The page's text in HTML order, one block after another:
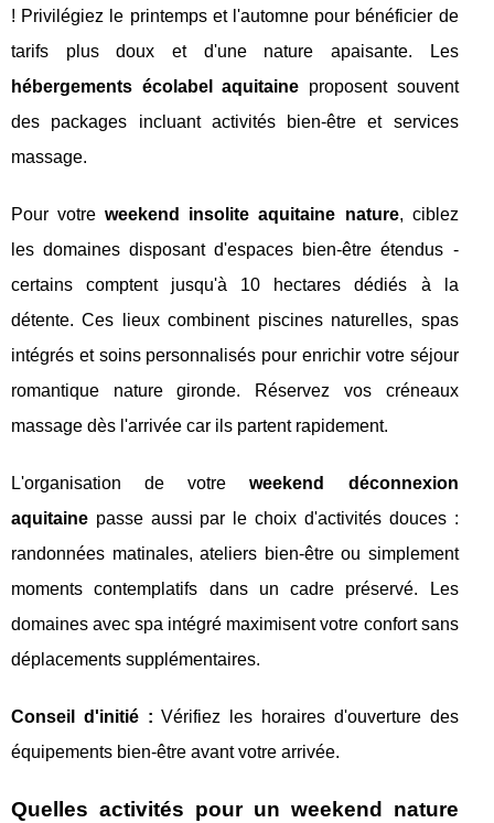
! Privilégiez le printemps et l'automne pour bénéficier de
tarifs plus doux et d'une nature apaisante. Les
hébergements écolabel aquitaine proposent souvent
des packages incluant activités bien-être et services
massage.
Pour votreweekend insolite aquitaine nature, ciblez
les domaines disposant d'espaces bien-être étendus -
certains comptent jusqu'à 10 hectares dédiés à la
détente. Ces lieux combinent piscines naturelles, spas
intégrés et soins personnalisés pour enrichir votre séjour
romantique nature gironde. Réservez vos créneaux
massage dès l'arrivée car ils partent rapidement.
L'organisation de votreweekend déconnexion
aquitaine passe aussi par le choix d'activités douces :
randonnées matinales, ateliers bien-être ou simplement
moments contemplatifs dans un cadre préservé. Les
domaines avec spa intégré maximisent votre confort sans
déplacements supplémentaires.
Conseil d'initié : Vérifiez les horaires d'ouverture des
équipements bien-être avant votre arrivée.
Quelles activités pour un weekend nature